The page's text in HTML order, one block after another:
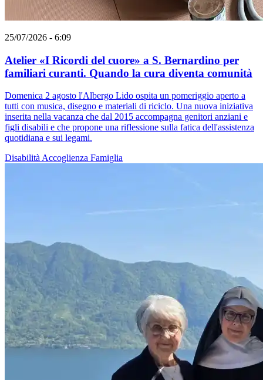
25/07/2026 - 6:09
Atelier «I Ricordi del cuore» a S. Bernardino per
familiari curanti. Quando la cura diventa comunità
Domenica 2 agosto l'Albergo Lido ospita un pomeriggio aperto a
tutti con musica, disegno e materiali di riciclo. Una nuova iniziativa
inserita nella vacanza che dal 2015 accompagna genitori anziani e
figli disabili e che propone una riflessione sulla fatica dell'assistenza
quotidiana e sui legami.
Disabilità Accoglienza Famiglia